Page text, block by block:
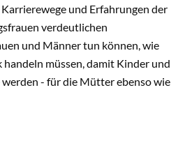
und Erfahrungen der
verdeutlichen
und Männer tun können, wie
müssen, damit Kinder und
werden - für die Mütter ebenso wie